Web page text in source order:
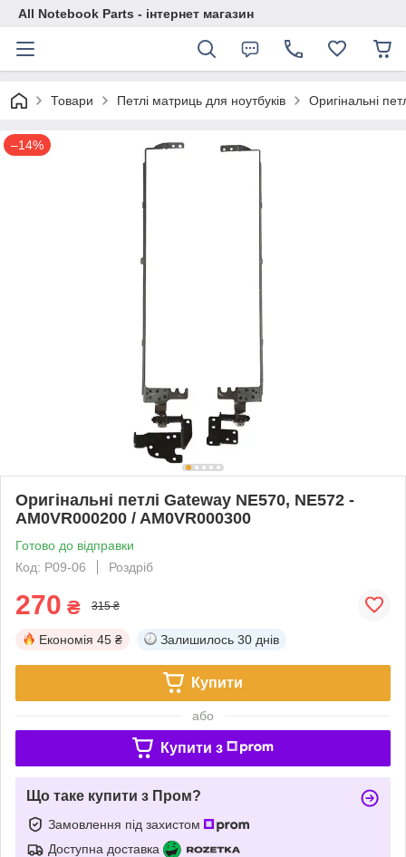
All Notebook Parts - інтернет магазин
Товари Петлі матриць для ноутбуків Оригінальні
–14%
Оригінальні петлі Gateway NE570, NE572 -
AM0VR000200 / AM0VR000300
Готово до відправки
Код: P09-06
Роздріб
270 ₴ 315 ₴
Економія 45 ₴ Залишилось 30 днів
Купити
або
Купити з
Що таке купити з Пром?
Замовлення під захистом
Доступна доставка